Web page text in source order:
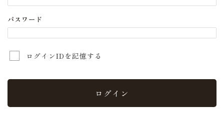
パスワード
ログインIDを記憶する
ログイン